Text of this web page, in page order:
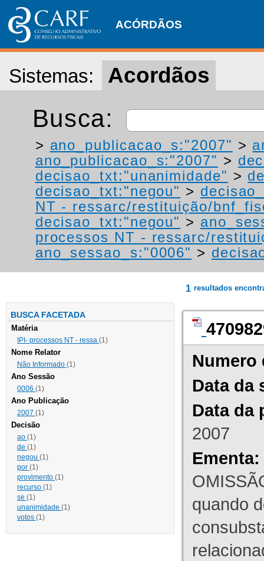
ACÓRDÃOS
Sistemas: Acordãos
Busca:
> ano_publicacao_s:"2007" >
ano_publicacao_s:"2007" >
decisao_txt:"unanimidade" >
decisao_txt:"negou" >
NT - ressarc/restituição/
decisao_txt:"negou" >
processos NT - ressarc/
ano_sessao_s:"0006" >
BUSCA FACETADA
Matéria
IPI- processos NT - ressa (1)
Nome Relator
Não Informado (1)
Ano Sessão
0006 (1)
Ano Publicação
2007 (1)
Decisão
ao (1)
de (1)
negou (1)
por (1)
provimento (1)
recurso (1)
se (1)
unanimidade (1)
votos (1)
1 resultados
Numero
Data da
Data da
2007
Ementa:
quando